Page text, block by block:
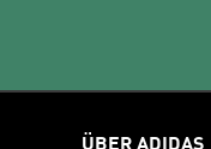
ÜBER ADIDAS